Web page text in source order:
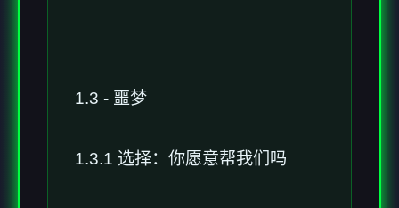
1.3 - 噩梦
1.3.1 选择：你愿意帮我们吗